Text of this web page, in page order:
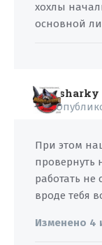
хохлы
основной
sharky
При этом
провернуть
работать не
вроде тебя
Изменено 4